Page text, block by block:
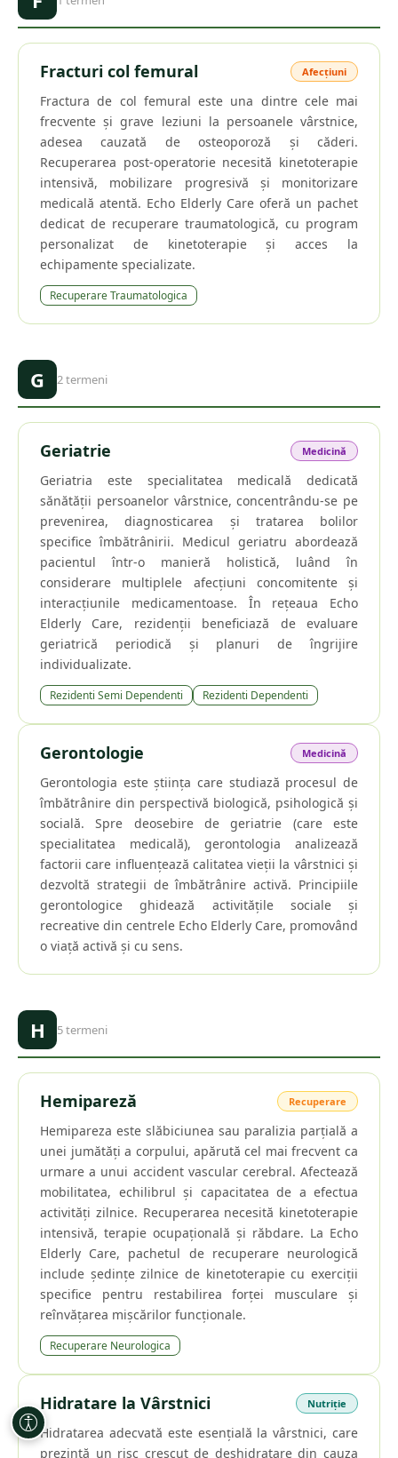
Fracturi col femural Afecțiuni
Fractura de col femural este una dintre cele mai
frecvente și grave leziuni la persoanele vârstnice,
adesea cauzată de osteoporoză și căderi.
Recuperarea post-operatorie necesită kinetoterapie
intensivă, mobilizare progresivă și monitorizare
medicală atentă. Echo Elderly Care oferă un pachet
dedicat de recuperare traumatologică, cu program
personalizat de kinetoterapie și acces la
echipamente specializate.
Recuperare Traumatologica
G 2termeni
Geriatrie Medicină
Geriatria este specialitatea medicală dedicată
sănătății persoanelor vârstnice, concentrându-se pe
prevenirea, diagnosticarea și tratarea bolilor
specifice îmbătrânirii. Medicul geriatru abordează
pacientul într-o manieră holistică, luând în
considerare multiplele afecțiuni concomitente și
interacțiunile medicamentoase. În rețeaua Echo
Elderly Care, rezidenții beneficiază de evaluare
geriatrică periodică și planuri de îngrijire
individualizate.
Rezidenti Semi Dependenti Rezidenti Dependenti
Gerontologie Medicină
Gerontologia este știința care studiază procesul de
îmbătrânire din perspectivă biologică, psihologică și
socială. Spre deosebire de geriatrie (care este
specialitatea medicală), gerontologia analizează
factorii care influențează calitatea vieții la vârstnici și
dezvoltă strategii de îmbătrânire activă. Principiile
gerontologice ghidează activitățile sociale și
recreative din centrele Echo Elderly Care, promovând
o viață activă și cu sens.
H 5termeni
Hemipareză Recuperare
Hemipareza este slăbiciunea sau paralizia parțială a
unei jumătăți a corpului, apărută cel mai frecvent ca
urmare a unui accident vascular cerebral. Afectează
mobilitatea, echilibrul și capacitatea de a efectua
activități zilnice. Recuperarea necesită kinetoterapie
intensivă, terapie ocupațională și răbdare. La Echo
Elderly Care, pachetul de recuperare neurologică
include ședințe zilnice de kinetoterapie cu exerciții
specifice pentru restabilirea forței musculare și
reînvățarea mișcărilor funcționale.
Recuperare Neurologica
Hidratare la Vârstnici Nutriție
Hidratarea adecvată este esențială la vârstnici, care
prezintă un risc crescut de deshidratare din cauza